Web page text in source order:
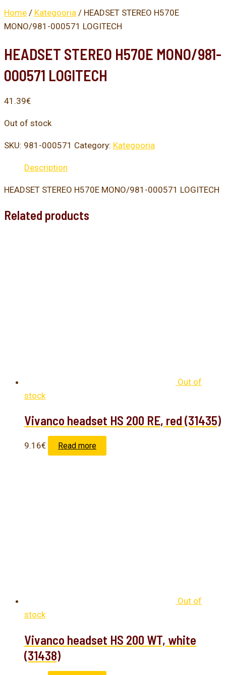
Home / Kategooria / HEADSET STEREO H570E
MONO/981-000571 LOGITECH
HEADSET STEREO H570E MONO/981-
000571 LOGITECH
41.39€
Out of stock
SKU: 981-000571 Category: Kategooria
Description
HEADSET STEREO H570E MONO/981-000571 LOGITECH
Related products
Out of
stock
Vivanco headset HS 200 RE, red (31435)
9.16€ Read more
Out of
stock
Vivanco headset HS 200 WT, white
(31438)